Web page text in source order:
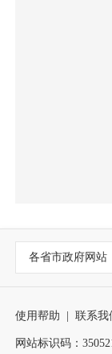
各省市政府网站
使用帮助 联系我
网站标识码：